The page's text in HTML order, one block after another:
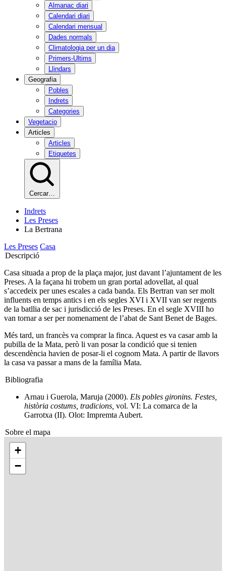
Almanac diari
Calendari diari
Calendari mensual
Dades normals
Climatologia per un dia
Primers-Ultims
Llindars
Geografia
Pobles
Indrets
Categories
Vegetacio
Articles
Articles
Etiquetes
Cercar…
Indrets
Les Preses
La Bertrana
Les Preses Casa
Descripció
Casa situada a prop de la plaça major, just davant l’ajuntament de les
Preses. A la façana hi trobem un gran portal adovellat, al qual
s’accedeix per unes escales a cada banda. Els Bertran van ser molt
influents en temps antics i en els segles XVI i XVII van ser regents
de la batllia de sac i jurisdicció de les Preses. En el segle XVIII ho
van tornar a ser per nomenament de l’abat de Sant Benet de Bages.
Més tard, un francès va comprar la finca. Aquest es va casar amb la
pubilla de la Mata, però li van posar la condició que si tenien
descendència havien de posar-li el cognom Mata. A partir de llavors
la casa va passar a mans de la família Mata.
Bibliografia
Arnau i Guerola, Maruja (2000). Els pobles gironins. Festes,
història costums, tradicions, vol. VI: La comarca de la
Garrotxa (II). Olot: Impremta Aubert.
Sobre el mapa
+
−